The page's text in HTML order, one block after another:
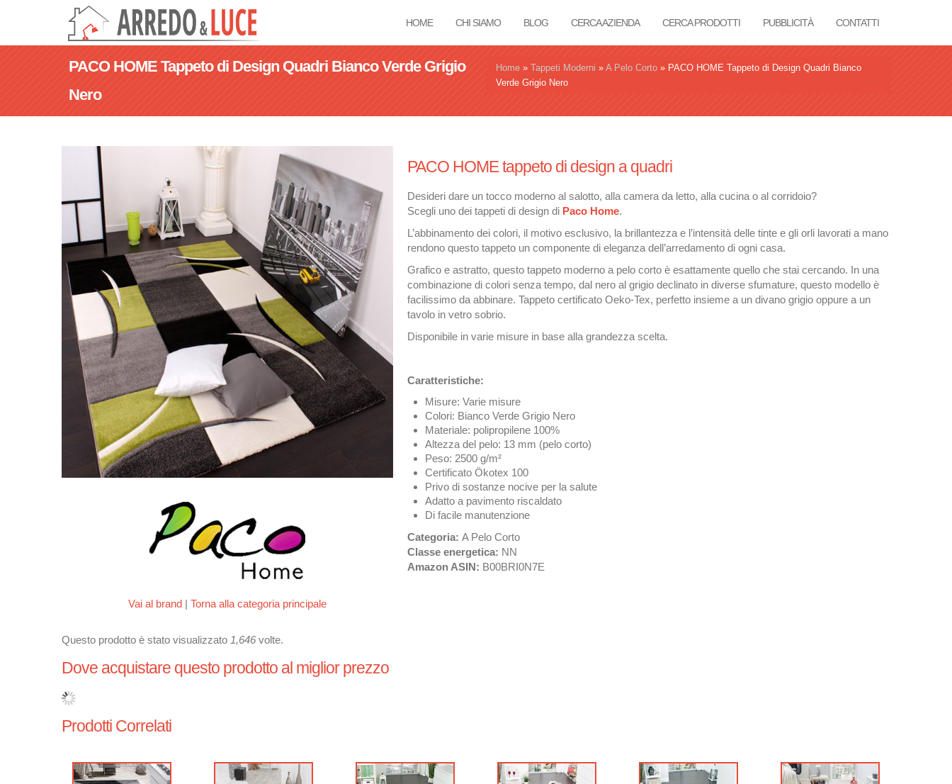
HOME CHI SIAMO BLOG CERCA AZIENDA CERCA PRODOTTI PUBBLICITÀ CONTATTI
PACO HOME Tappeto di Design Quadri Bianco Verde Grigio
Nero
Tu sei qui
Home » Tappeti Moderni » A Pelo Corto » PACO HOME Tappeto di Design Quadri Bianco
Verde Grigio Nero
Vai al brand | Torna alla categoria principale
PACO HOME tappeto di design a quadri
Desideri dare un tocco moderno al salotto, alla camera da letto, alla cucina o al corridoio?
Scegli uno dei tappeti di design di Paco Home.
L’abbinamento dei colori, il motivo esclusivo, la brillantezza e l’intensità delle tinte e gli orli lavorati a mano
rendono questo tappeto un componente di eleganza dell’arredamento di ogni casa.
Grafico e astratto, questo tappeto moderno a pelo corto è esattamente quello che stai cercando. In una
combinazione di colori senza tempo, dal nero al grigio declinato in diverse sfumature, questo modello è
facilissimo da abbinare. Tappeto certificato Oeko-Tex, perfetto insieme a un divano grigio oppure a un
tavolo in vetro sobrio.
Disponibile in varie misure in base alla grandezza scelta.
Caratteristiche:
Misure: Varie misure
Colori: Bianco Verde Grigio Nero
Materiale: polipropilene 100%
Altezza del pelo: 13 mm (pelo corto)
Peso: 2500 g/m²
Certificato Ökotex 100
Privo di sostanze nocive per la salute
Adatto a pavimento riscaldato
Di facile manutenzione
Categoria: A Pelo Corto
Classe energetica: NN
Amazon ASIN: B00BRI0N7E
Questo prodotto è stato visualizzato 1,646 volte.
Dove acquistare questo prodotto al miglior prezzo
Prodotti Correlati